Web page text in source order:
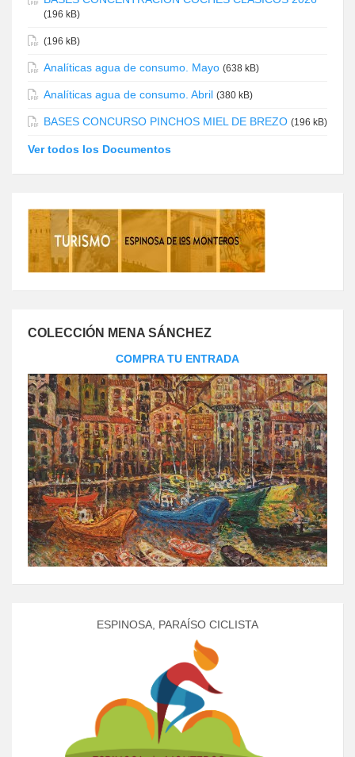
(196 kB)
(196 kB)
Analíticas agua de consumo. Mayo (638 kB)
Analíticas agua de consumo. Abril (380 kB)
BASES CONCURSO PINCHOS MIEL DE BREZO (196 kB)
Ver todos los Documentos
COLECCIÓN MENA SÁNCHEZ
COMPRA TU ENTRADA
ESPINOSA, PARAÍSO CICLISTA